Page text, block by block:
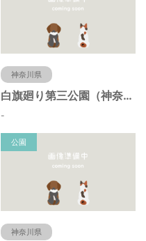
神奈川県
白旗廻り第三公園（神奈川県藤沢市）
-
公園
神奈川県